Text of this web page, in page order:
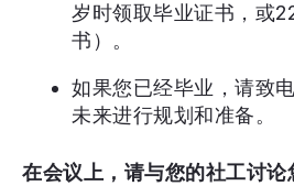
岁时领取毕业证书，或
书）。
如果您已经毕业，请致
未来进行规划和准备。
在会议上，请与您的社工讨